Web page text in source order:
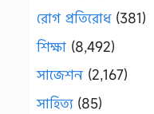
রোগ প্রতিরোধ(381)
শিক্ষা (8,492)
সাজেশন (2,167)
সাহিত্য(85)